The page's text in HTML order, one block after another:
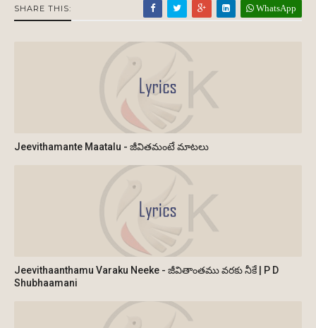
SHARE THIS: WhatsApp
Jeevithamante Maatalu - జీవితమంటే మాటలు
Jeevithaanthamu Varaku Neeke - జీవితాంతము వరకు నీకే | P D
Shubhaamani